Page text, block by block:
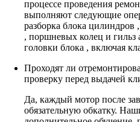
процессе проведения
выполняют следующие
разборка блока цилиндров
, поршневых колец и гильз
головки блока , включая
Проходят ли
проверку перед выдачей
Да, каждый мотор после
обязательную обкатку.